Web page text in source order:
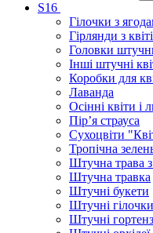
S16
Гілочки з
Гірлянди з
Головки
Інші штучні
Коробки для
Лаванда
Осінні квіти і
Пір’я страуса
Сухоцвіти
Тропічна
Штучна трава з
Штучна травка
Штучні букети
Штучні гілочки
Штучні